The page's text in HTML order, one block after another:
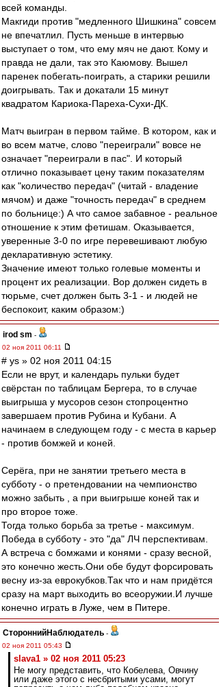
всей команды.
Макгиди против "медленного Шишкина" совсем
не впечатлил. Пусть меньше в интервью
выступает о том, что ему мяч не дают. Кому и
правда не дали, так это Каюмову. Вышел
паренек побегать-поиграть, а старики решили
доигрывать. Так и докатали 15 минут
квадратом Кариока-Пареха-Сухи-ДК.
Матч выигран в первом тайме. В котором, как и
во всем матче, слово "переиграли" вовсе не
означает "переиграли в пас". И который
отлично показывает цену таким показателям
как "количество передач" (читай - владение
мячом) и даже "точность передач" в среднем
по больнице:) А что самое забавное - реальное
отношение к этим фетишам. Оказывается,
уверенные 3-0 по игре перевешивают любую
декларативную эстетику.
Значение имеют только голевые моменты и
процент их реализации. Вор должен сидеть в
тюрьме, счет должен быть 3-1 - и людей не
беспокоит, каким образом:)
irod sm -
02 ноя 2011 06:11
# ys » 02 ноя 2011 04:15
Если не врут, и календарь пульки будет
свёрстан по таблицам Бергера, то в случае
выигрыша у мусоров сезон стопроцентно
завершаем против Рубина и Кубани. А
начинаем в следующем году - с места в карьер
- против бомжей и коней.
Серёга, при не занятии третьего места в
субботу - о претендовании на чемпионство
можно забыть , а при выигрыше коней так и
про второе тоже.
Тогда только борьба за третье - максимум.
Победа в субботу - это "да" ЛЧ перспективам.
А встреча с бомжами и конями - сразу весной,
это конечно жесть.Они обе будут форсировать
весну из-за еврокубков.Так что и нам придётся
сразу на март выходить во всеоружии.И лучше
конечно играть в Луже, чем в Питере.
СтороннийНаблюдатель -
02 ноя 2011 05:43
slava1 » 02 ноя 2011 05:23
Не могу представить, что Кобелева, Овчину
или даже этого с несбритыми усами, могут